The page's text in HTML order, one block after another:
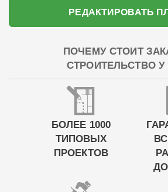
РЕДАКТИРОВАТЬ
ПОЧЕМУ СТОИТ
СТРОИТЕЛЬСТВО
БОЛЕЕ 1000
ТИПОВЫХ
ПРОЕКТОВ